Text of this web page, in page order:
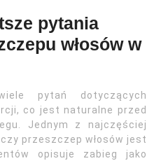
pytania
włosów w
pytań dotyczących
co jest naturalne przed
Jednym z najczęściej
przeszczep włosów jest
opisuje zabieg jako